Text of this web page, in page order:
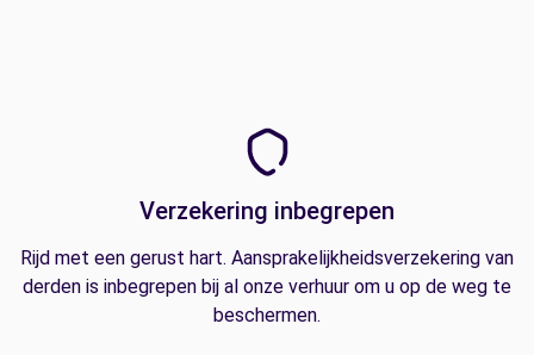
Verzekering inbegrepen
Rijd met een gerust hart. Aansprakelijkheidsverzekering van
derden is inbegrepen bij al onze verhuur om u op de weg te
beschermen.